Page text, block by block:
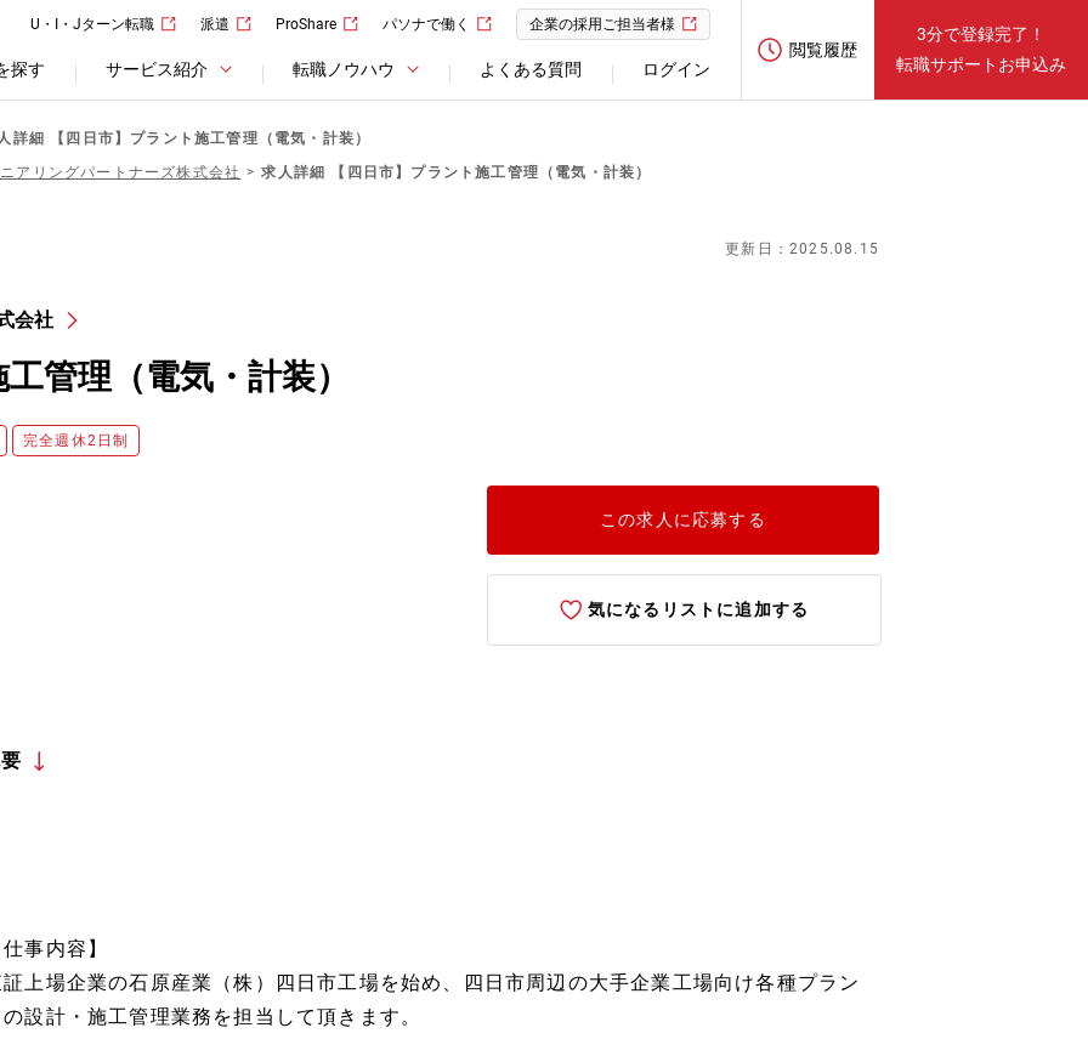
U・I・Jターン転職 派遣 ProShare パソナで働く 企業の採用ご担当者様
探す サービス紹介 転職ノウハウ よくある質問 ログイン
閲覧履歴
3分で登録完了！
転職サポートお申込み
詳細 【四日市】プラント施工管理（電気・計装）
アリングパートナーズ株式会社
求人詳細 【四日市】プラント施工管理（電気・計装）
更新日：2025.08.15
会社
管理（電気・計装）
完全週休2日制
この求人に応募する
気になるリストに追加する
事内容】
上場企業の石原産業（株）四日市工場を始め、四日市周辺の大手企業工場向け各種プラン
設計・施工管理業務を担当して頂きます。